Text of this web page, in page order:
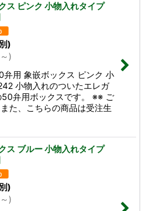
ス ピンク 小物入れタイプ
)
～ )
弁用 象嵌ボックス ピンク 小
小物入れのついたエレガ
50弁用ボックスです。 ※※ ご
た、こちらの商品は受注生
ス ブルー 小物入れタイプ
)
～ )